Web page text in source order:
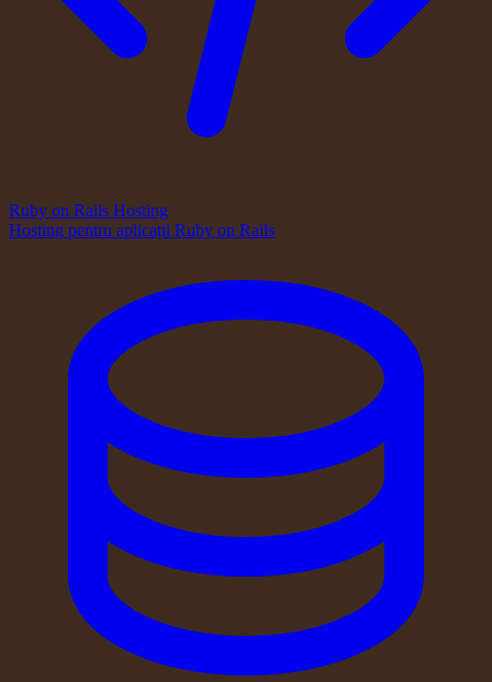
Ruby on Rails Hosting
Hosting pentru aplicații Ruby on Rails